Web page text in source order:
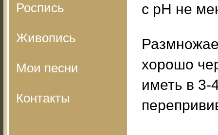
Роспись
Живопись
Мои песни
Контакты
с рН не
хорошо
иметь в 3-